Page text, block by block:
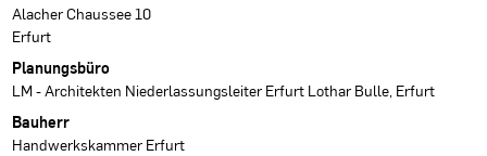
Alacher Chaussee 10
Erfurt
Planungsbüro
LM - Architekten Niederlassungsleiter Erfurt Lothar Bulle, Erfurt
Bauherr
Handwerkskammer Erfurt